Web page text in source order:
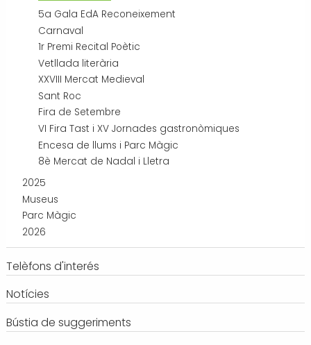
5a Gala EdA Reconeixement
Carnaval
1r Premi Recital Poètic
Vetllada literària
XXVIII Mercat Medieval
Sant Roc
Fira de Setembre
VI Fira Tast i XV Jornades gastronòmiques
Encesa de llums i Parc Màgic
8è Mercat de Nadal i Lletra
2025
Museus
Parc Màgic
2026
Telèfons d'interés
Notícies
Bústia de suggeriments